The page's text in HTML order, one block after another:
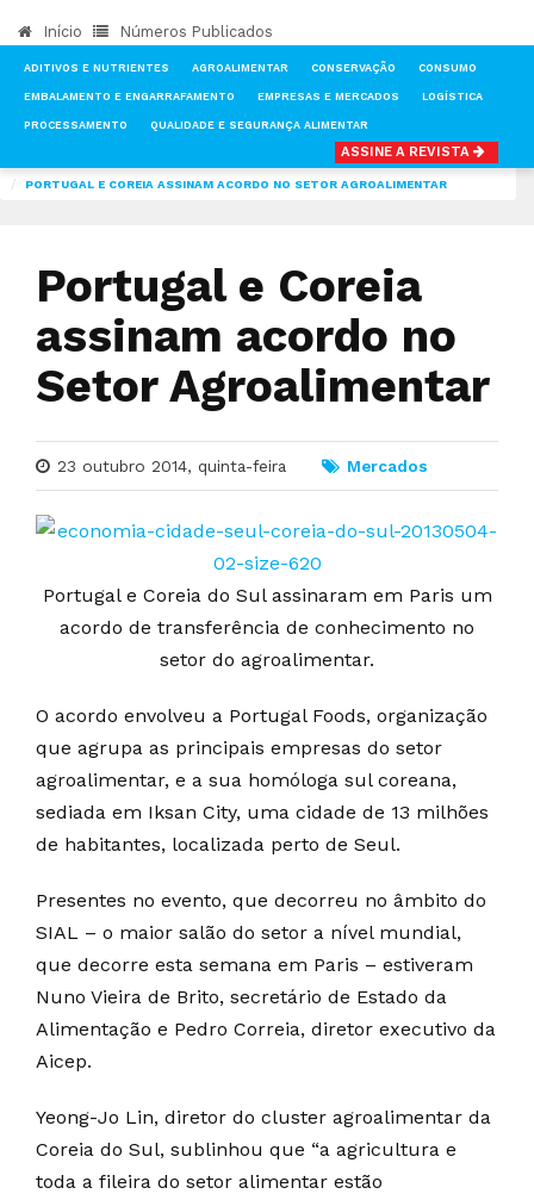
Início Números Publicados
ADITIVOS E NUTRIENTES AGROALIMENTAR CONSERVAÇÃO CONSUMO
EMBALAMENTO E ENGARRAFAMENTO EMPRESAS E MERCADOS LOGÍSTICA
PROCESSAMENTO QUALIDADE E SEGURANÇA ALIMENTAR
ASSINE A REVISTA
PORTUGAL E COREIA ASSINAM ACORDO NO SETOR AGROALIMENTAR
Portugal e Coreia
assinam acordo no
Setor Agroalimentar
23 outubro 2014, quinta-feira Mercados
Portugal e Coreia do Sul assinaram em Paris um
acordo de transferência de conhecimento no
setor do agroalimentar.
O acordo envolveu a Portugal Foods, organização
que agrupa as principais empresas do setor
agroalimentar, e a sua homóloga sul coreana,
sediada em Iksan City, uma cidade de 13 milhões
de habitantes, localizada perto de Seul.
Presentes no evento, que decorreu no âmbito do
SIAL – o maior salão do setor a nível mundial,
que decorre esta semana em Paris – estiveram
Nuno Vieira de Brito, secretário de Estado da
Alimentação e Pedro Correia, diretor executivo da
Aicep.
Yeong-Jo Lin, diretor do cluster agroalimentar da
Coreia do Sul, sublinhou que “a agricultura e
toda a fileira do setor alimentar estão